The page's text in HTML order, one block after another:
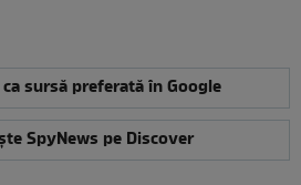
sursă preferată în Google
SpyNews pe Discover